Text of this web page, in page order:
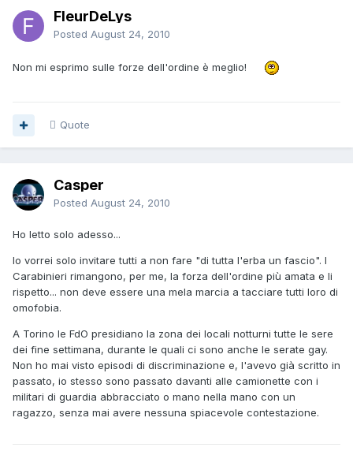
FleurDeLys
Posted August 24, 2010
Non mi esprimo sulle forze dell'ordine è meglio!
Quote
Casper
Posted August 24, 2010
Ho letto solo adesso...
Io vorrei solo invitare tutti a non fare "di tutta l'erba un fascio". I
Carabinieri rimangono, per me, la forza dell'ordine più amata e li
rispetto... non deve essere una mela marcia a tacciare tutti loro di
omofobia.
A Torino le FdO presidiano la zona dei locali notturni tutte le sere
dei fine settimana, durante le quali ci sono anche le serate gay.
Non ho mai visto episodi di discriminazione e, l'avevo già scritto in
passato, io stesso sono passato davanti alle camionette con i
militari di guardia abbracciato o mano nella mano con un
ragazzo, senza mai avere nessuna spiacevole contestazione.